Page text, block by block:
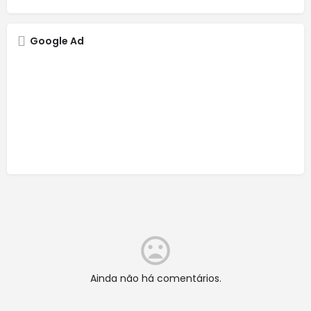
Google Ad
Ainda não há comentários.